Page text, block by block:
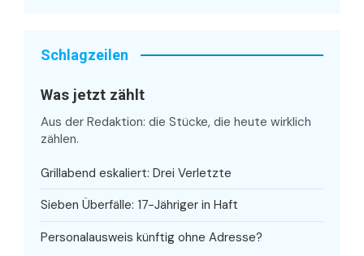
Schlagzeilen
Was jetzt zählt
Aus der Redaktion: die Stücke, die heute wirklich
zählen.
Grillabend eskaliert: Drei Verletzte
Sieben Überfälle: 17-Jähriger in Haft
Personalausweis künftig ohne Adresse?